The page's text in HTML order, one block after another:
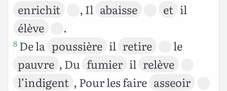
enrichit
, Il abaisse et il
élève
.
8 De la poussière il retire
le
pauvre , Du fumier il relève
l’indigent , Pour les faire asseoir